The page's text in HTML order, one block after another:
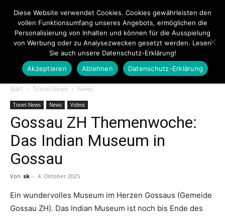
Touristiknews.de
|
und
Start Travel-News News
Travel-News News Videos
Gossau ZH Themenwoche:
Das Indian Museum in
Gossau
Von sk - 4. Oktober 2025
Ein wundervolles Museum im Herzen Gossaus (Gemeide
Gossau ZH). Das Indian Museum ist noch bis Ende des
Diese Website verwendet Cookies. Cookies gewährleisten den
vollen Funktionsumfang unseres Angebots, ermöglichen die
Personalisierung von Inhalten und können für die Ausspielung
von Werbung oder zu Analysezwecken gesetzt werden. Lesen
Sie auch unsere Datenschutz-Erklärung!
Akzeptieren
Ablehnen Datenschutz-Erklärung